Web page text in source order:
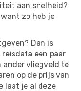
aan snelheid?
zo heb je
Dan is
een paar
ander vliegveld te
op de prijs van
laat je al deze